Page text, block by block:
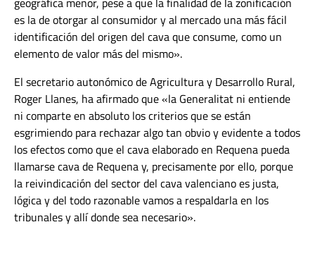
es la de otorgar al consumidor y al mercado una más fácil
identificación del origen del cava que consume, como un
elemento de valor más del mismo».
El secretario autonómico de Agricultura y Desarrollo Rural,
Roger Llanes, ha afirmado que «la Generalitat ni entiende
ni comparte en absoluto los criterios que se están
esgrimiendo para rechazar algo tan obvio y evidente a todos
los efectos como que el cava elaborado en Requena pueda
llamarse cava de Requena y, precisamente por ello, porque
la reivindicación del sector del cava valenciano es justa,
lógica y del todo razonable vamos a respaldarla en los
tribunales y allí donde sea necesario».